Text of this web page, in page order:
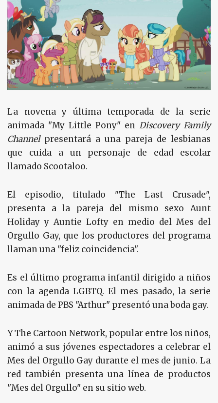
La novena y última temporada de la serie
animada "My Little Pony" en Discovery Family
Channelpresentará a una pareja de lesbianas
que cuida a un personaje de edad escolar
llamado Scootaloo.
El episodio, titulado "The Last Crusade",
presenta a la pareja del mismo sexo Aunt
Holiday y Auntie Lofty en medio del Mes del
Orgullo Gay, que los productores del programa
llaman una "feliz coincidencia".
Es el último programa infantil dirigido a niños
con la agenda LGBTQ. El mes pasado, la serie
animada de PBS "Arthur" presentó una boda gay.
Y The Cartoon Network, popular entre los niños,
animó a sus jóvenes espectadores a celebrar el
Mes del Orgullo Gay durante el mes de junio. La
red también presenta una línea de productos
"Mes del Orgullo" en su sitio web.